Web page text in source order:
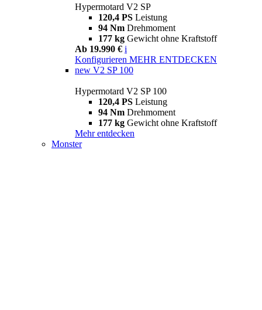
Hypermotard V2 SP
120,4 PS Leistung
94 Nm Drehmoment
177 kg Gewicht ohne Kraftstoff
Ab 19.990 € i
Konfigurieren MEHR ENTDECKEN
new V2 SP 100
Hypermotard V2 SP 100
120,4 PS Leistung
94 Nm Drehmoment
177 kg Gewicht ohne Kraftstoff
Mehr entdecken
Monster